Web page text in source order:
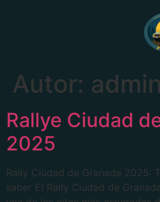
Autor: admin
Rallye Ciudad
2025
Rally Ciudad de Granada 2025:
saber El Rally Ciudad de